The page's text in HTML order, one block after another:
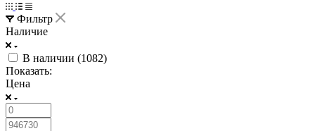
Фильтр
Наличие
В наличии (1082)
Показать:
Цена